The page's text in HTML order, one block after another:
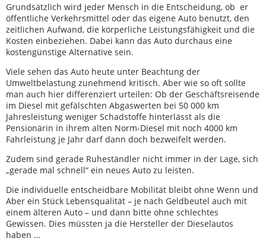
Grundsätzlich wird jeder Mensch in die Entscheidung, ob er
öffentliche Verkehrsmittel oder das eigene Auto benutzt, den
zeitlichen Aufwand, die körperliche Leistungsfähigkeit und die
Kosten einbeziehen. Dabei kann das Auto durchaus eine
kostengünstige Alternative sein.
Viele sehen das Auto heute unter Beachtung der
Umweltbelastung zunehmend kritisch. Aber wie so oft sollte
man auch hier differenziert urteilen: Ob der Geschäftsreisende
im Diesel mit gefälschten Abgaswerten bei 50 000 km
Jahresleistung weniger Schadstoffe hinterlässt als die
Pensionärin in ihrem alten Norm-Diesel mit noch 4000 km
Fahrleistung je Jahr darf dann doch bezweifelt werden.
Zudem sind gerade Ruheständler nicht immer in der Lage, sich
„gerade mal schnell“ ein neues Auto zu leisten.
Die individuelle entscheidbare Mobilität bleibt ohne Wenn und
Aber ein Stück Lebensqualität – je nach Geldbeutel auch mit
einem älteren Auto – und dann bitte ohne schlechtes
Gewissen. Dies müssten ja die Hersteller der Dieselautos
haben …